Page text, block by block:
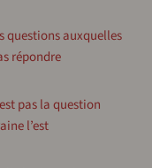
questions auxquelles
répondre
pas la question
l’est